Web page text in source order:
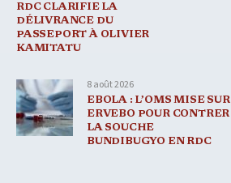
RDC CLARIFIE LA
DÉLIVRANCE DU
PASSEPORT À OLIVIER
KAMITATU
8 août 2026
EBOLA : L’OMS MISE SUR
ERVEBO POUR CONTRER
LA SOUCHE
BUNDIBUGYO EN RDC